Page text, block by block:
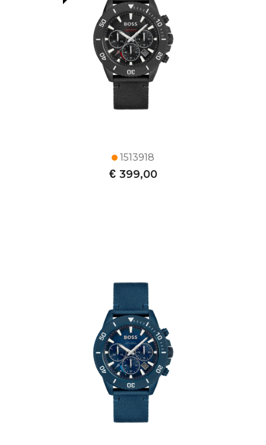
1513918
€ 399,00